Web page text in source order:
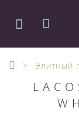
Элитный